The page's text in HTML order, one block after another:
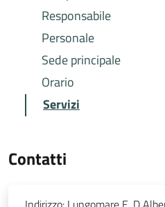
Responsabile
Personale
Sede principale
Orario
Servizi
Contatti